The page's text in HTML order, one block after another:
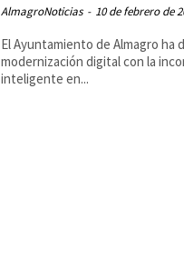
AlmagroNoticias - 10 de febrero de
El Ayuntamiento de Almagro ha
modernización digital con la
inteligente en...